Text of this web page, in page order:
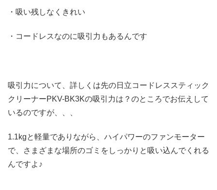
・吸い残しなくきれい
・コードレスなのに吸引力もあるんです
吸引力について、詳しくは先の日立コードレススティック
クリーナーPKV-BK3Kの吸引力は？のところでお伝えして
いるのですが、、、
1.1kgと軽量でありながら、ハイパワーのファンモーター
で、さまざまな場所のゴミをしっかりと吸い込んでくれる
んですよ♪